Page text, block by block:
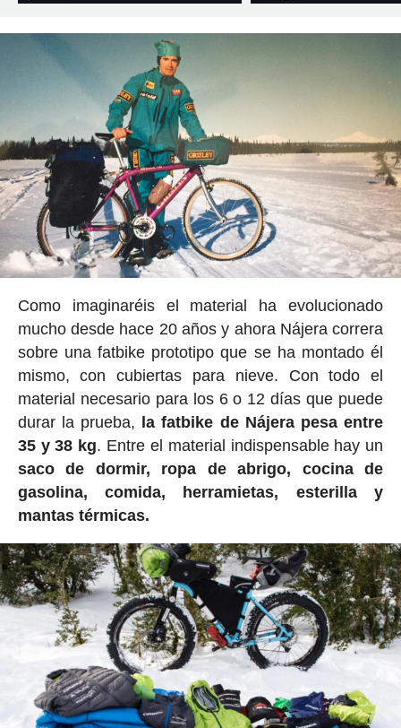
Como imaginaréis el material ha evolucionado
mucho desde hace 20 años y ahora Nájera correra
sobre una fatbike prototipo que se ha montado él
mismo, con cubiertas para nieve. Con todo el
material necesario para los 6 o 12 días que puede
durar la prueba,
la fatbike de Nájera pesa entre
35 y 38 kg. Entre el material indispensable hay un
saco de dormir, ropa de abrigo, cocina de
gasolina, comida, herramietas, esterilla y
mantas térmicas.